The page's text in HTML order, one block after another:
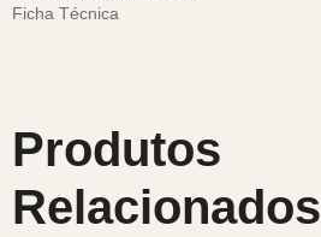
Ficha Técnica
Produtos
Relacionados